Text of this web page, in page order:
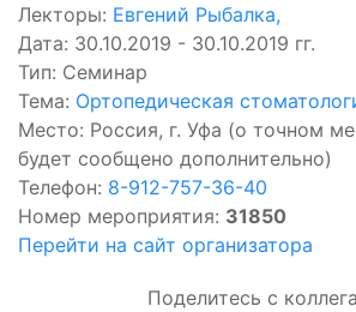
Лекторы: Евгений Рыбалка,
Дата: 30.10.2019 - 30.10.2019 гг.
Тип: Семинар
Тема: Ортопедическая
Место: Россия, г. Уфа (о точном
будет сообщено дополнительно)
Телефон: 8-912-757-36-40
Номер мероприятия: 31850
Перейти на сайт организатора
Поделитесь с